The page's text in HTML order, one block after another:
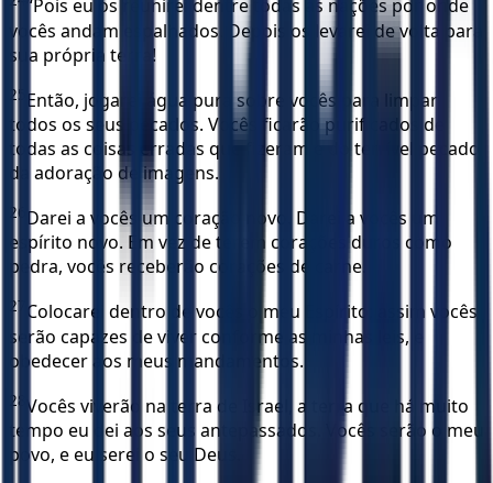
“Pois eu os reunirei dentre todas as nações por onde
vocês andam espalhados. Depois os levarei de volta para
sua própria terra!
25 Então, jogarei água pura sobre vocês para limpar
todos os seus pecados. Vocês ficarão purificados de
todas as coisas erradas que fizeram e do terrível pecado
da adoração de imagens.
26 Darei a vocês um coração novo. Darei a vocês um
espírito novo. Em vez de terem corações duros como
pedra, vocês receberão corações de carne.
27 Colocarei dentro de vocês o meu Espírito; assim vocês
serão capazes de viver conforme as minhas leis, e
obedecer aos meus mandamentos.
28 Vocês viverão na terra de Israel, a terra que há muito
tempo eu dei aos seus antepassados. Vocês serão o meu
povo, e eu serei o seu Deus.